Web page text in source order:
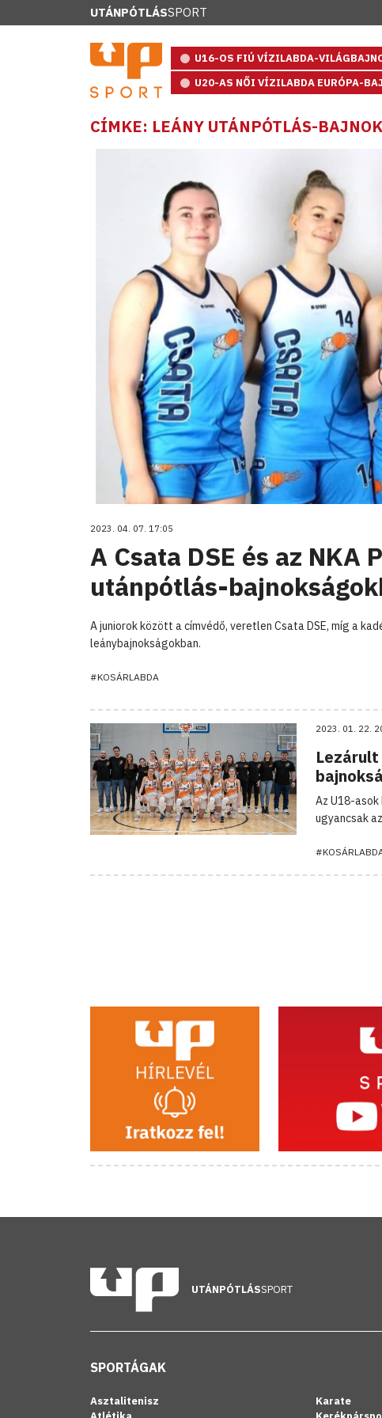
UTÁNPÓTLÁSSPORT
U16-OS FIÚ VÍZILABDA-
U20-AS NŐI VÍZILABDA EURÓPA-
CÍMKE: LEÁNY UTÁNPÓTLÁS-
2023. 04. 07. 17:05
A Csata DSE és az
utánpótlás-
A juniorok között a címvédő, veretlen Csata DSE, míg a
leánybajnokságokban.
#KOSÁRLABDA
2023. 01. 22.
Az U18-asok
ugyancsak
UTÁNPÓTLÁSSPORT
SPORTÁGAK
Asztalitenisz
Karate